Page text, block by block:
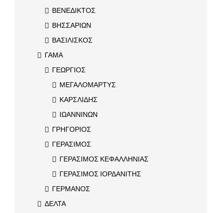
ΒΕΝΕΔΙΚΤΟΣ
ΒΗΣΣΑΡΙΩΝ
ΒΑΣΙΛΙΣΚΟΣ
ΓΑΜΑ
ΓΕΩΡΓΙΟΣ
ΜΕΓΑΛΟΜΑΡΤΥΣ
ΚΑΡΣΛΙΔΗΣ
ΙΩΑΝΝΙΝΩΝ
ΓΡΗΓΟΡΙΟΣ
ΓΕΡΑΣΙΜΟΣ
ΓΕΡΑΣΙΜΟΣ ΚΕΦΑΛΛΗΝΙΑΣ
ΓΕΡΑΣΙΜΟΣ ΙΟΡΔΑΝΙΤΗΣ
ΓΕΡΜΑΝΟΣ
ΔΕΛΤΑ